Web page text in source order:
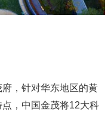
，针对华东地区的黄
，中国金茂将12大科